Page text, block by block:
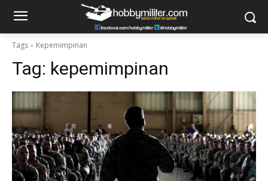
Tags Kepemimpinan
Tag: kepemimpinan